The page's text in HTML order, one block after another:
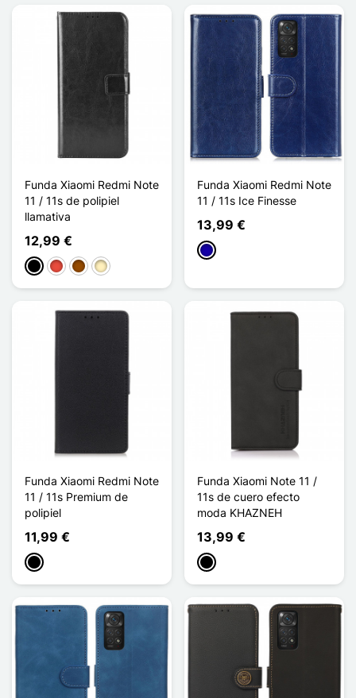
Funda Xiaomi Redmi Note
11 / 11s de polipiel
llamativa
12,99 €
NegroRojoMarrón
Oro
Funda Xiaomi Redmi Note
11 / 11s Ice Finesse
13,99 €
Azul oscuro
Funda Xiaomi Redmi Note
11 / 11s Premium de
polipiel
11,99 €
Negro
Funda Xiaomi Note 11 /
11s de cuero efecto
moda KHAZNEH
13,99 €
Negro